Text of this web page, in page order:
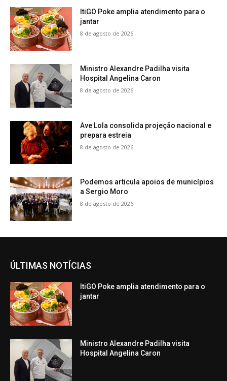
ItiGO Poke amplia atendimento para o
jantar
8 de agosto de 2026
Ministro Alexandre Padilha visita
Hospital Angelina Caron
8 de agosto de 2026
Ave Lola consolida projeção nacional e
prepara estreia
8 de agosto de 2026
Podemos articula apoios de municípios
a Sergio Moro
8 de agosto de 2026
ÚLTIMAS NOTÍCIAS
ItiGO Poke amplia atendimento para o
jantar
Ministro Alexandre Padilha visita
Hospital Angelina Caron